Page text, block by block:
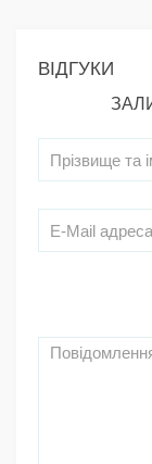
ВІДГУКИ